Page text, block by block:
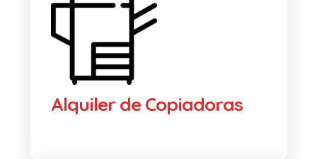
Alquiler de Copiadoras